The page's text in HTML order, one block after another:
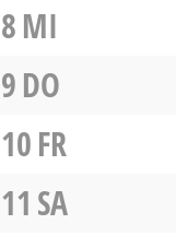
8MI
9DO
10FR
11 SA